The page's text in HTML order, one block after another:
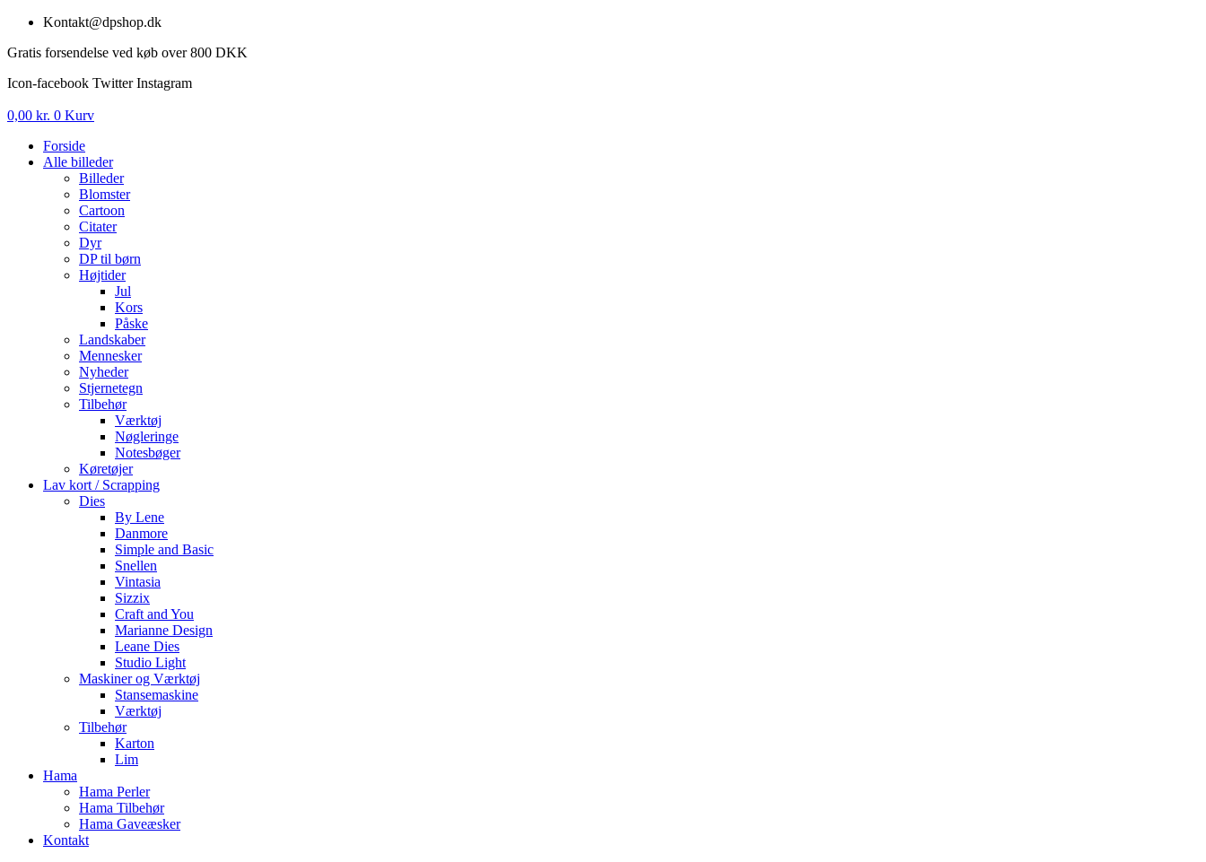
Videre
indhold
Kontakt@dpshop.dk
Gratis forsendelse ved køb over 800 DKK
Icon-facebook Twitter Instagram
0,00 kr. 0 Kurv
Forside
Alle billeder
Billeder
Blomster
Cartoon
Citater
Dyr
DP til børn
Højtider
Jul
Kors
Påske
Landskaber
Mennesker
Nyheder
Stjernetegn
Tilbehør
Værktøj
Nøgleringe
Notesbøger
Køretøjer
Lav kort / Scrapping
Dies
By Lene
Danmore
Simple and Basic
Snellen
Vintasia
Sizzix
Craft and You
Marianne Design
Leane Dies
Studio Light
Maskiner og Værktøj
Stansemaskine
Værktøj
Tilbehør
Karton
Lim
Hama
Hama Perler
Hama Tilbehør
Hama Gaveæsker
Kontakt